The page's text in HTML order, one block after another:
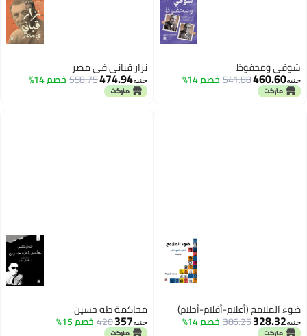
شوقي ومحفوظ
جنيه460.60
541.88خصم 14%
نزار قباني في مصر
جنيه474.94
558.75خصم 14%
ضوء الملامح (أعلام-أقلام-أحلام)
جنيه328.32
386.25خصم 14%
محاكمة طه حسين
جنيه357
420 خصم 15%